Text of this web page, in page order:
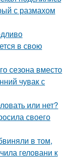
с размахом
в свою
сезона вместо
чувак с
или нет?
своего
в том,
геловани к